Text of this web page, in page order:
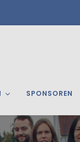
SPONSOREN